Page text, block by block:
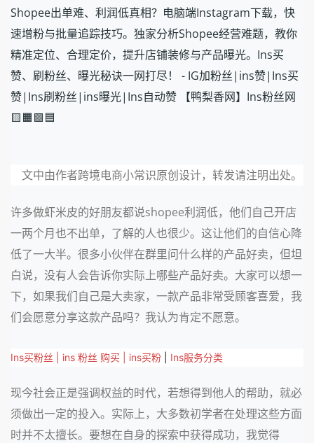
Shopee出单难、利润低真相？电脑端Instagram下载，快
速增粉与批量追踪技巧。独家分析Shopee经营难题，教你
精准定位、合理定价，提升店铺装修与产品曝光。Ins买
赞、刷粉丝、曝光秘诀一网打尽！ - IG加粉丝|ins赞|Ins买
赞|Ins刷粉丝|ins曝光|Ins自动赞 【鸭梨香网】Ins粉丝网
🟨🟧🟩🟦
文中由作者跨境电商小常识原创设计，转发请注明出处。
许多做虾米皮的好朋友都说shopee利润低，他们自己开店
一两个月也不出单，了解的人也很少。这让他们的自信心降
低了一大半。很多小伙伴在群里问什么样的产品好卖，但坦
白说，没有人会告诉你实际上哪些产品好卖。大家可以想一
下，如果我们自己是大卖家，一款产品非常受顾客喜爱，我
们会愿意分享这款产品吗？我认为肯定不愿意。
Ins买粉丝 | ins 粉丝 购买 | ins买粉 Ins服务分类
现今社会正是强调权益的时代，若想得到他人的帮助，就必
须做出一定的投入。实际上，大多数初学者在处理这些方面
时并不太擅长。要想在自身的探索中获得成功，我觉得